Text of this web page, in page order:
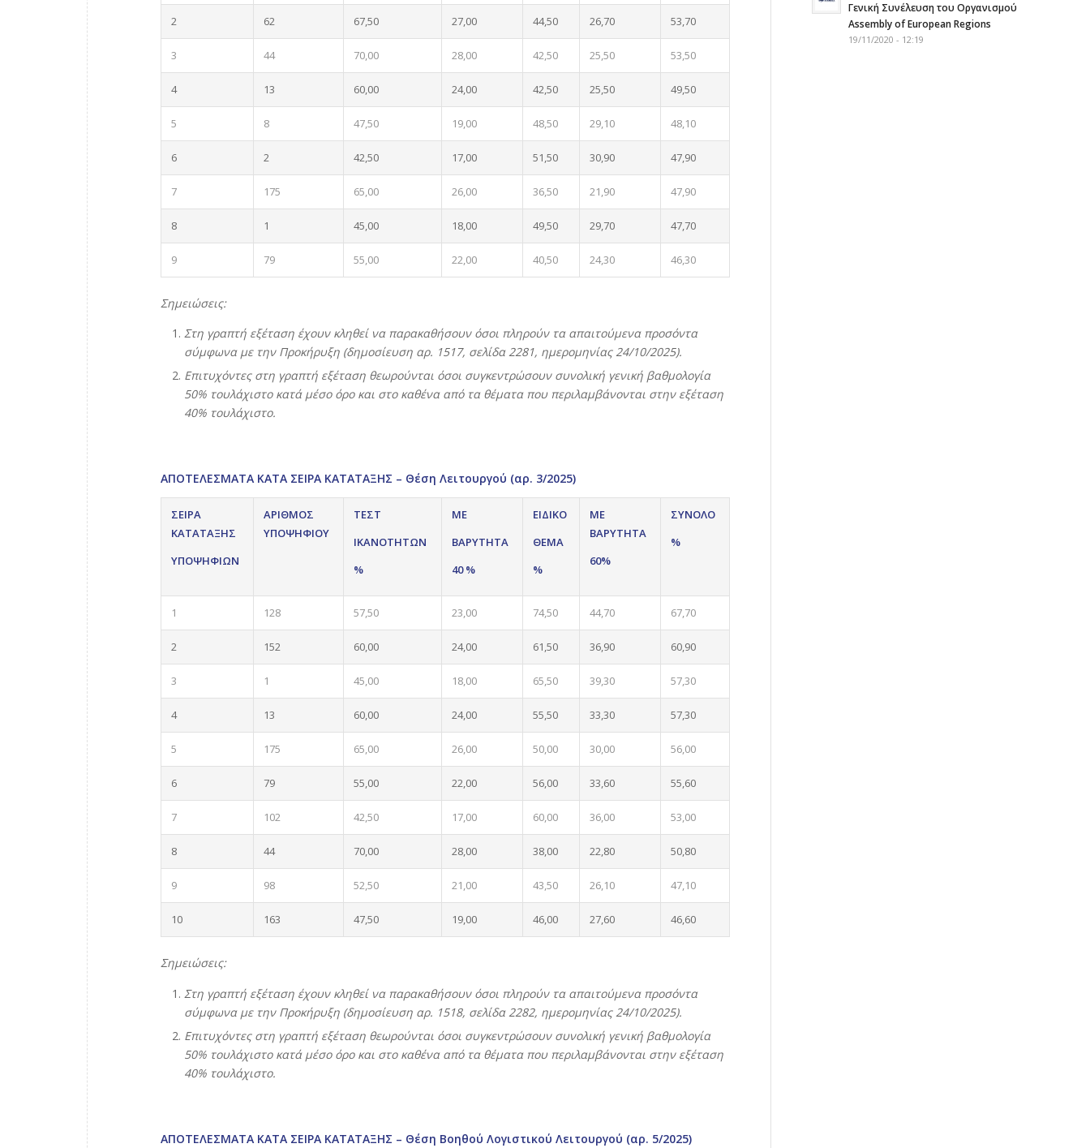
2 62 67,50 27,00 44,50 26,70 53,70
3 44 70,00 28,00 42,50 25,50 53,50
4 13 60,00 24,00 42,50 25,50 49,50
5 8 47,50 19,00 48,50 29,10 48,10
6 2 42,50 17,00 51,50 30,90 47,90
7 175 65,00 26,00 36,50 21,90 47,90
8 1 45,00 18,00 49,50 29,70 47,70
9 79 55,00 22,00 40,50 24,30 46,30
Σημειώσεις:
Στη γραπτή εξέταση έχουν κληθεί να παρακαθήσουν όσοι πληρούν τα απαιτούμενα προσόντα
σύμφωνα με την Προκήρυξη (δημοσίευση αρ. 1517, σελίδα 2281, ημερομηνίας 24/10/2025).
Επιτυχόντες στη γραπτή εξέταση θεωρούνται όσοι συγκεντρώσουν συνολική γενική βαθμολογία
50% τουλάχιστο κατά μέσο όρο και στο καθένα από τα θέματα που περιλαμβάνονται στην εξέταση
40% τουλάχιστο.
ΑΠΟΤΕΛΕΣΜΑΤΑ ΚΑΤΑ ΣΕΙΡΑ ΚΑΤΑΤΑΞΗΣ – Θέση Λειτουργού (αρ. 3/2025)
ΣΕΙΡΑ
ΚΑΤΑΤΑΞΗΣ
ΥΠΟΨΗΦΙΩΝ
ΑΡΙΘΜΟΣ
ΥΠΟΨΗΦΙΟΥ
ΤΕΣΤ
ΙΚΑΝΟΤΗΤΩΝ
%
ΜΕ
ΒΑΡΥΤΗΤΑ
40 %
ΕΙΔΙΚΟ
ΘΕΜΑ
%
ΜΕ
ΒΑΡΥΤΗΤΑ
60%
ΣΥΝΟΛΟ
%
1 128 57,50 23,00 74,50 44,70 67,70
2 152 60,00 24,00 61,50 36,90 60,90
3 1 45,00 18,00 65,50 39,30 57,30
4 13 60,00 24,00 55,50 33,30 57,30
5 175 65,00 26,00 50,00 30,00 56,00
6 79 55,00 22,00 56,00 33,60 55,60
7 102 42,50 17,00 60,00 36,00 53,00
8 44 70,00 28,00 38,00 22,80 50,80
9 98 52,50 21,00 43,50 26,10 47,10
10 163 47,50 19,00 46,00 27,60 46,60
Σημειώσεις:
Στη γραπτή εξέταση έχουν κληθεί να παρακαθήσουν όσοι πληρούν τα απαιτούμενα προσόντα
σύμφωνα με την Προκήρυξη (δημοσίευση αρ. 1518, σελίδα 2282, ημερομηνίας 24/10/2025).
Επιτυχόντες στη γραπτή εξέταση θεωρούνται όσοι συγκεντρώσουν συνολική γενική βαθμολογία
50% τουλάχιστο κατά μέσο όρο και στο καθένα από τα θέματα που περιλαμβάνονται στην εξέταση
40% τουλάχιστο.
ΑΠΟΤΕΛΕΣΜΑΤΑ ΚΑΤΑ ΣΕΙΡΑ ΚΑΤΑΤΑΞΗΣ – Θέση Βοηθού Λογιστικού Λειτουργού (αρ. 5/2025)
Γενική Συνέλευση του Οργανισμού
Assembly of European Regions
19/11/2020 - 12:19